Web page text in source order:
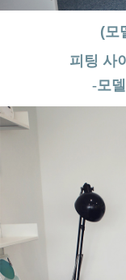
(모
피팅 사
-모